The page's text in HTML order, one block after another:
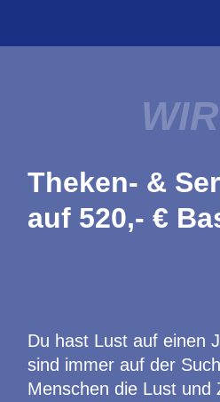
Theken- &
auf 520,- €
Du hast Lust auf einen
sind immer auf der
Menschen die Lust und